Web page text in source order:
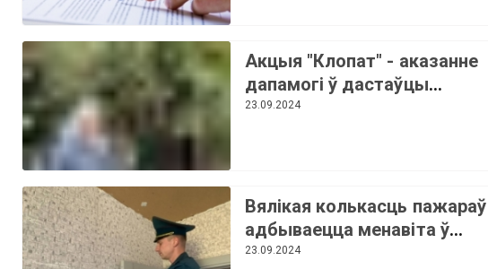
Акцыя "Клопат" - аказанне
дапамогі ў дастаўцы
сельскагаспадарчай
23.09.2024
Вялікая колькасць пажараў
адбываецца менавіта ў
жылым сектары
23.09.2024